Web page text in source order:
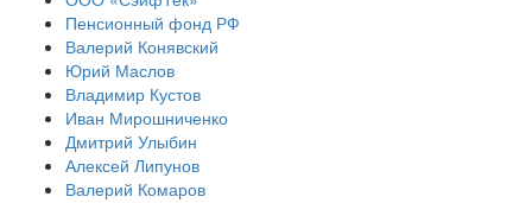
Пенсионный фонд РФ
Валерий Конявский
Юрий Маслов
Владимир Кустов
Иван Мирошниченко
Дмитрий Улыбин
Алексей Липунов
Валерий Комаров